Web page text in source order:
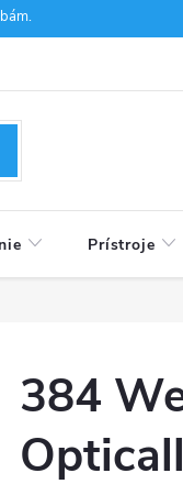
Prístroje
384